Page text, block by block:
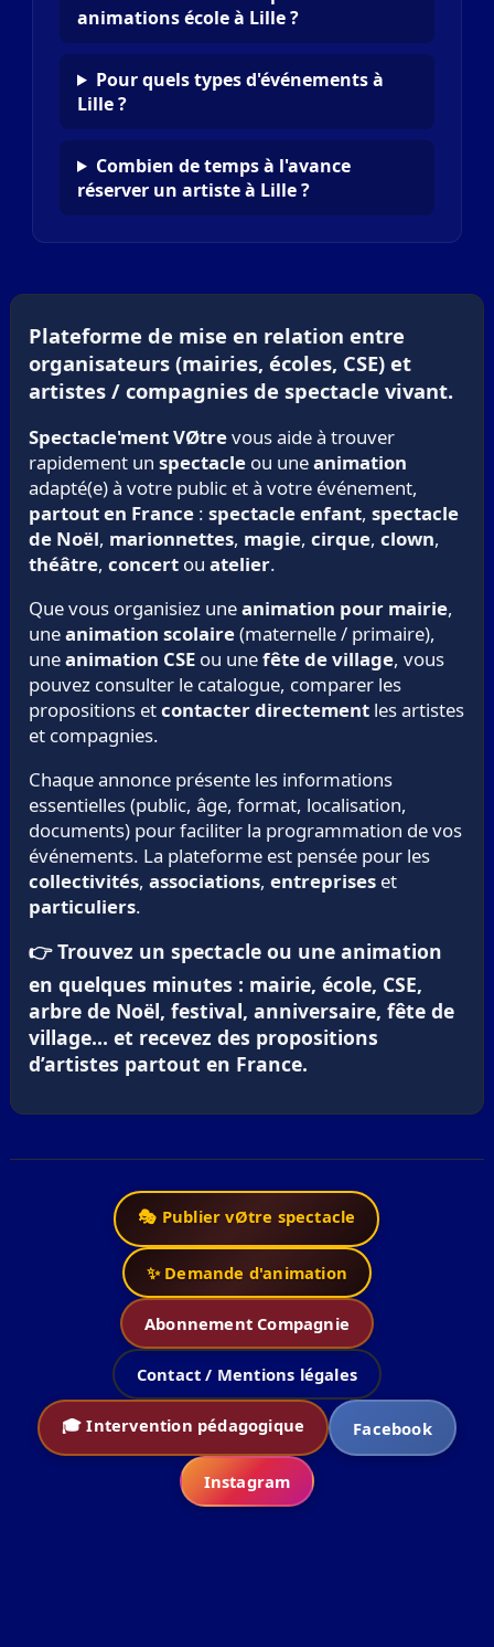
animations école à Lille ?
Pour quels types d'événements à
Lille ?
Combien de temps à l'avance
réserver un artiste à Lille ?
Plateforme de mise en relation entre
organisateurs (mairies, écoles, CSE) et
artistes / compagnies de spectacle vivant.
Spectacle'ment VØtrevous aide à trouver
rapidement un spectacleou uneanimation
adapté(e) à votre public et à votre événement,
partout en France: spectacle enfant, spectacle
de Noël, marionnettes, magie, cirque, clown,
théâtre, concertou atelier.
Que vous organisiez uneanimation pour mairie,
uneanimation scolaire(maternelle / primaire),
uneanimation CSEou unefête de village, vous
pouvez consulter le catalogue, comparer les
propositions etcontacter directementles artistes
et compagnies.
Chaque annonce présente les informations
essentielles (public, âge, format, localisation,
documents) pour faciliter la programmation de vos
événements. La plateforme est pensée pour les
collectivités, associations, entrepriseset
particuliers.
👉 Trouvez un spectacle ou une animation
en quelques minutes : mairie, école, CSE,
arbre de Noël, festival, anniversaire, fête de
village… et recevez des propositions
d’artistes partout en France.
🎭 Publier vØtre spectacle
✨ Demande d'animation
Abonnement Compagnie
Contact / Mentions légales
🎓 Intervention pédagogique Facebook
Instagram